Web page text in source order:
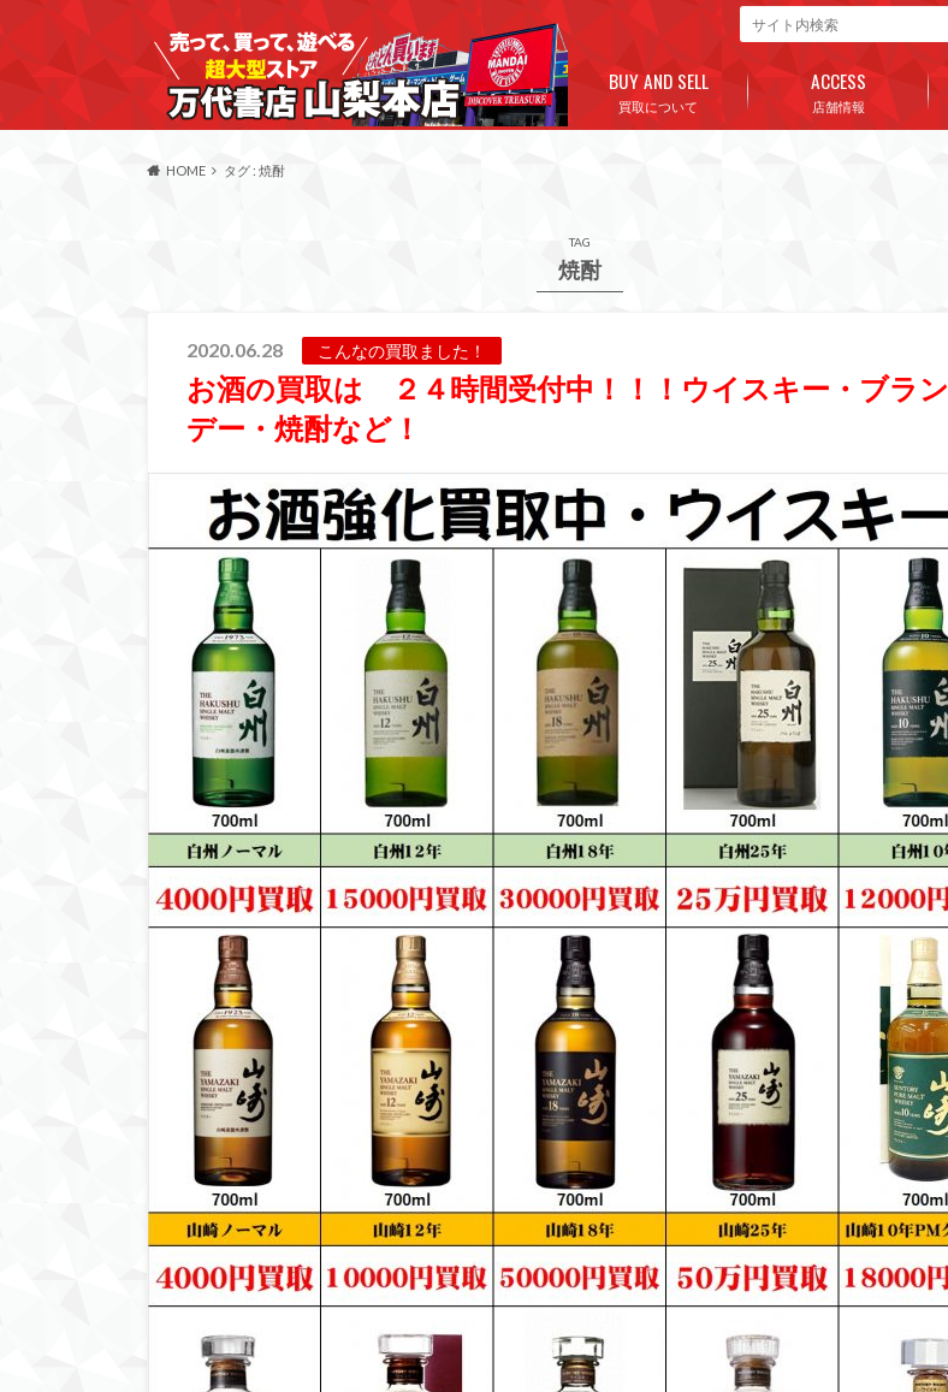
買取について
BUY AND SELL
店舗情報
ACCESS
HOME タグ : 焼酎
TAG
焼酎
2020.06.28 こんなの買取ました！
お酒の買取は ２４時間受付中！！！ウイスキー・ブラン
デー・焼酎など！